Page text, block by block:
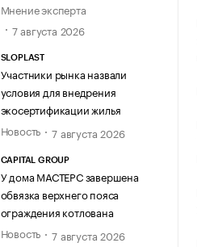
Мнение эксперта
7 августа 2026
SLOPLAST
Участники рынка назвали
условия для внедрения
экосертификации жилья
Новость
7 августа 2026
CAPITAL GROUP
У дома МАСТЕРС завершена
обвязка верхнего пояса
ограждения котлована
Новость
7 августа 2026